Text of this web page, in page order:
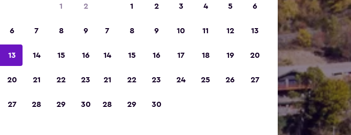
1 2
6 7 8 9
13 14 15 16
20 21 22 23
27 28 29 30
1 2 3 4 5 6
7 8 9 10 11 12 13
14 15 16 17 18 19 20
21 22 23 24 25 26 27
28 29 30